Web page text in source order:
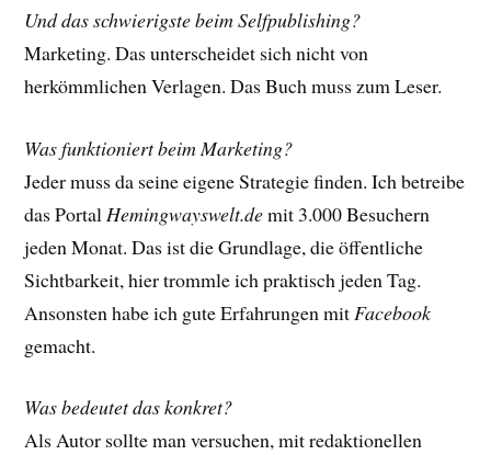
Und das schwierigste beim Selfpublishing?
Marketing. Das unterscheidet sich nicht von
herkömmlichen Verlagen. Das Buch muss zum Leser.
Was funktioniert beim Marketing?
Jeder muss da seine eigene Strategie finden. Ich betreibe
das Portal Hemingwayswelt.demit 3.000 Besuchern
jeden Monat. Das ist die Grundlage, die öffentliche
Sichtbarkeit, hier trommle ich praktisch jeden Tag.
Ansonsten habe ich gute Erfahrungen mit Facebook
gemacht.
Was bedeutet das konkret?
Als Autor sollte man versuchen, mit redaktionellen